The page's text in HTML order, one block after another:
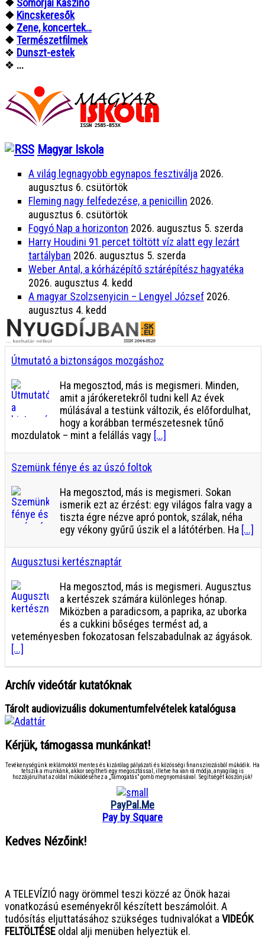
❖ Somorjai Kaszinó
❖ Kincskeresők
❖ Zene, koncertek…
❖Természetfilmek
❖ Dunszt-estek
❖ ...
Magyar Iskola
A világ legnagyobb egynapos fesztiválja 2026.
augusztus 6. csütörtök
Fleming nagy felfedezése, a penicillin 2026.
augusztus 6. csütörtök
Fogyó Nap a horizonton 2026. augusztus 5. szerda
Harry Houdini 91 percet töltött víz alatt egy lezárt
tartályban 2026. augusztus 5. szerda
Weber Antal, a kórházépítő sztárépítész hagyatéka
2026. augusztus 4. kedd
A magyar Szolzsenyicin – Lengyel József 2026.
augusztus 4. kedd
Útmutató a biztonságos mozgáshoz
Ha megosztod, más is megismeri. Minden,
amit a járókeretekről tudni kell Az évek
múlásával a testünk változik, és előfordulhat,
hogy a korábban természetesnek tűnő
mozdulatok – mint a felállás vagy [...]
Szemünk fénye és az úszó foltok
Ha megosztod, más is megismeri. Sokan
ismerik ezt az érzést: egy világos falra vagy a
tiszta égre nézve apró pontok, szálak, néha
egy vékony gyűrű úszik el a látótérben. Ha [...]
Augusztusi kertésznaptár
Ha megosztod, más is megismeri. Augusztus
a kertészek számára különleges hónap.
Miközben a paradicsom, a paprika, az uborka
és a cukkini bőséges termést ad, a
veteményesben fokozatosan felszabadulnak az ágyások.
[...]
Archív videótár kutatóknak
Tárolt audiovizuális dokumentumfelvételek katalógusa
Kérjük, támogassa munkánkat!
Tevékenységünk reklámoktól mentes és kizárólag pályázati és közösségi finanszírozásból működik. Ha
tetszik a munkánk, akkor segítheti egy megosztással, illetve ha van rá módja, anyagilag is
hozzájárulhat az oldal működéséhez a „Támogatás” gomb megnyomásával. Segítségét köszönjük!
PayPal.Me
Pay by Square
Kedves Nézőink!
A TELEVÍZIÓ nagy örömmel teszi közzé az Önök hazai
vonatkozású eseményekről készített beszámolóit. A
tudósítás eljuttatásához szükséges tudnivalókat a VIDEÓK
FELTÖLTÉSE oldal alji menüben helyeztük el.